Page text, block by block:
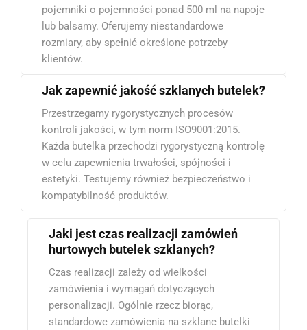
pojemniki o pojemności ponad 500 ml na napoje
lub balsamy. Oferujemy niestandardowe
rozmiary, aby spełnić określone potrzeby
klientów.
Jak zapewnić jakość szklanych butelek?
Przestrzegamy rygorystycznych procesów
kontroli jakości, w tym norm ISO9001:2015.
Każda butelka przechodzi rygorystyczną kontrolę
w celu zapewnienia trwałości, spójności i
estetyki. Testujemy również bezpieczeństwo i
kompatybilność produktów.
Jaki jest czas realizacji zamówień
hurtowych butelek szklanych?
Czas realizacji zależy od wielkości
zamówienia i wymagań dotyczących
personalizacji. Ogólnie rzecz biorąc,
standardowe zamówienia na szklane butelki